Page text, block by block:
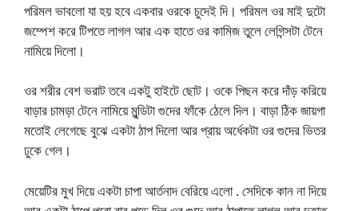
পরিমল ভাবলো যা হয় হবে একবার ওরকে চুদেই দি। পরিমল ওর মাই দুটো
জম্পেশ করে টিপতে লাগল আর এক হাতে ওর কামিজ তুলে লেগিন্সটা টেনে
নামিয়ে দিলো।
ওর শরীর বেশ ভরাট তবে একটু হাইটে ছোট। ওকে পিছন করে দাঁড় করিয়ে
বাড়ার চামড়া টেনে নামিয়ে মুন্ডিটা গুদের ফাঁকে ঠেলে দিল। বাড়া ঠিক জায়গা
মতোই লেগেছে বুঝে একটা ঠাপ দিলো আর প্রায় অর্ধেকটা ওর গুদের ভিতর
ঢুকে গেল।
মেয়েটির মুখ দিয়ে একটা চাপা আর্তনাদ বেরিয়ে এলো . সেদিকে কান না দিয়ে